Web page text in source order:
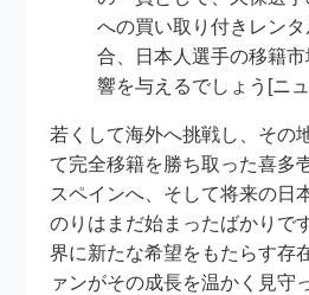
への買い取り付きレン
合、日本人選手の移籍
響を与えるでしょう[ニ
若くして海外へ挑戦し、その
て完全移籍を勝ち取った喜多
スペインへ、そして将来の
のりはまだ始まったばかりで
界に新たな希望をもたらす存
ァンがその成長を温かく見守